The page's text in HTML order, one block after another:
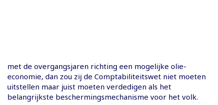
met de overgangsjaren richting een mogelijke olie-
economie, dan zou zij de Comptabiliteitswet niet moeten
uitstellen maar juist moeten verdedigen als het
belangrijkste beschermingsmechanisme voor het volk.